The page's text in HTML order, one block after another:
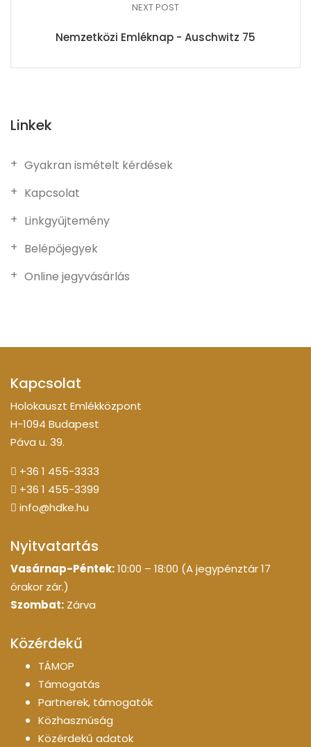
NEXT POST
Nemzetközi Emléknap - Auschwitz 75
Linkek
Gyakran ismételt kérdések
Kapcsolat
Linkgyűjtemény
Belépőjegyek
Online jegyvásárlás
Kapcsolat
Holokauszt Emlékközpont
H-1094 Budapest
Páva u. 39.
+36 1 455-3333
+36 1 455-3399
info@hdke.hu
Nyitvatartás
Vasárnap-Péntek:10:00 – 18:00 (A jegypénztár 17
órakor zár.)
Szombat: Zárva
Közérdekű
TÁMOP
Támogatás
Partnerek, támogatók
Közhasznúság
Közérdekű adatok